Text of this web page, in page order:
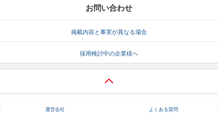
お問い合わせ
掲載内容と事実が異なる場合
採用検討中の企業様へ
運営会社 よくある質問